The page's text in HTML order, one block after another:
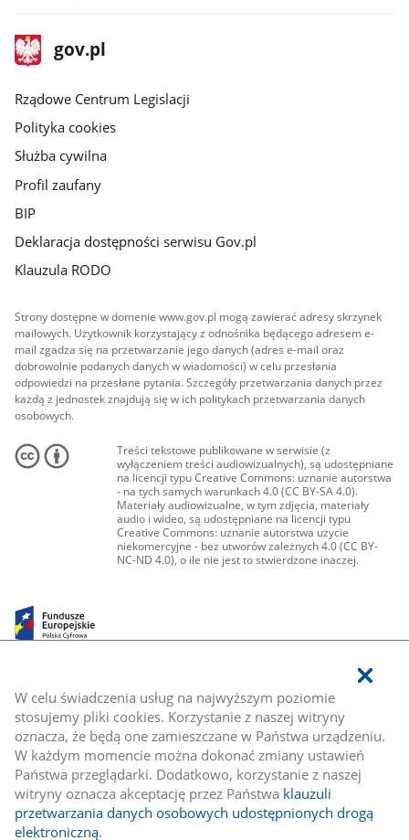
W celu świadczenia usług na najwyższym poziomie
stosujemy pliki cookies. Korzystanie z naszej witryny
oznacza, że będą one zamieszczane w Państwa urządzeniu.
W każdym momencie można dokonać zmiany ustawień
Państwa przeglądarki. Dodatkowo, korzystanie z naszej
witryny oznacza akceptację przez Państwa klauzuli
przetwarzania danych osobowych udostępnionych drogą
elektroniczną.
stopka
gov.plStrona
gov.pl
Rządowe Centrum Legislacji
Polityka cookies
Służba cywilna
Profil zaufany
BIP
Deklaracja dostępności serwisu Gov.pl
Klauzula RODO
Strony dostępne w domenie www.gov.pl mogą zawierać adresy skrzynek
mailowych. Użytkownik korzystający z odnośnika będącego adresem e-
mail zgadza się na przetwarzanie jego danych (adres e-mail oraz
dobrowolnie podanych danych w wiadomości) w celu przesłania
odpowiedzi na przesłane pytania. Szczegóły przetwarzania danych przez
każdą z jednostek znajdują się w ich politykach przetwarzania danych
osobowych.
Treści tekstowe publikowane w serwisie (z
wyłączeniem treści audiowizualnych), są udostępniane
na licencji typu Creative Commons: uznanie autorstwa
- na tych samych warunkach 4.0 (CC BY-SA 4.0).
Materiały audiowizualne, w tym zdjęcia, materiały
audio i wideo, są udostępniane na licencji typu
Creative Commons: uznanie autorstwa użycie
niekomercyjne - bez utworów zależnych 4.0 (CC BY-
NC-ND 4.0), o ile nie jest to stwierdzone inaczej.